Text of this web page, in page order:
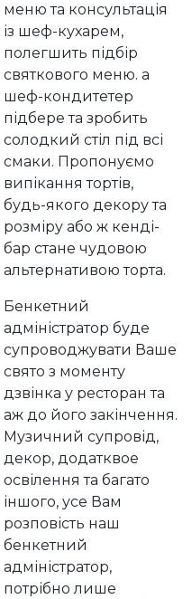
меню та консультація
із шеф-кухарем,
полегшить підбір
святкового меню. а
шеф-кондитетер
підбере та зробить
солодкий стіл під всі
смаки. Пропонуємо
випікання тортів,
будь-якого декору та
розміру або ж кенді-
бар стане чудовою
альтернативою торта.
Бенкетний
адміністратор буде
супроводжувати Ваше
свято з моменту
дзвінка у ресторан та
аж до його закінчення.
Музичний супровід,
декор, додатквое
освілення та багато
іншого, усе Вам
розповість наш
бенкетний
адміністратор,
потрібно лише